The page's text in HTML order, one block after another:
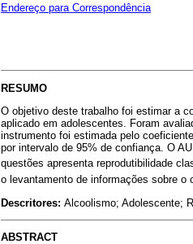
Endereço para Correspondência
RESUMO
O objetivo deste trabalho foi estimar a
aplicado em adolescentes. Foram
instrumento foi estimada pelo
por intervalo de 95% de confiança. O
questões apresenta reprodutibilidade
o levantamento de informações sobre o
Descritores: Alcoolismo; Adolescente;
ABSTRACT